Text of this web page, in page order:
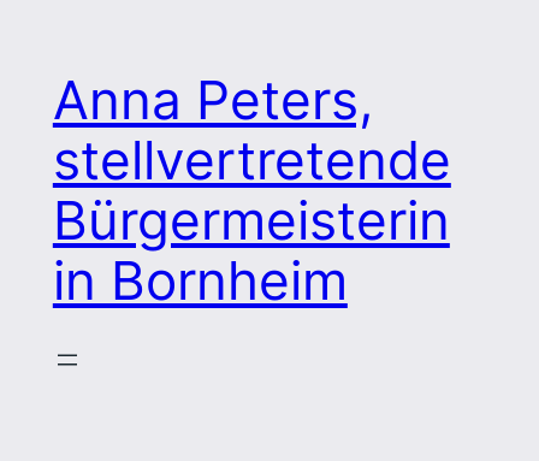
springen
Anna Peters,
stellvertretende
Bürgermeisterin
in Bornheim